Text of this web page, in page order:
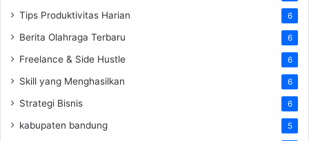
Tips Produktivitas Harian 6
Berita Olahraga Terbaru 6
Freelance & Side Hustle 6
Skill yang Menghasilkan 6
Strategi Bisnis 6
kabupaten bandung 5